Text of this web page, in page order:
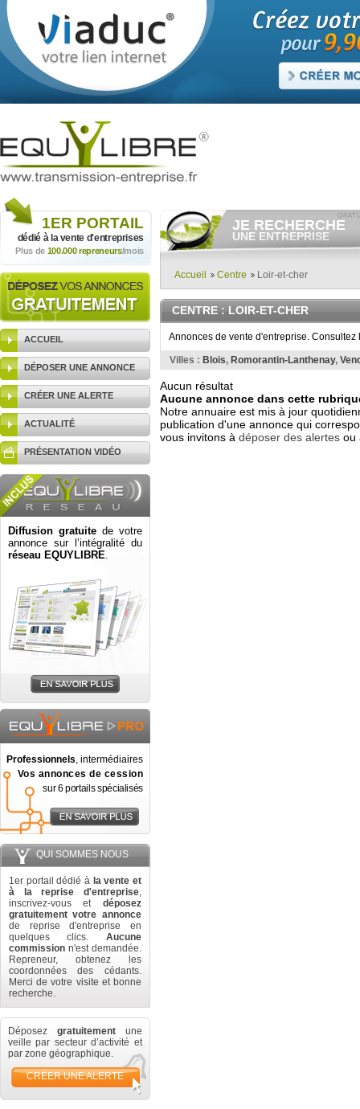
1ER PORTAIL
dédié à la vente d'entreprises
Plus de 100.000 repreneurs/mois
ACCUEIL
DÉPOSER UNE ANNONCE
CRÉER UNE ALERTE
ACTUALITÉ
PRÉSENTATION VIDÉO
Diffusion gratuite de votre
annonce sur l’intégralité du
réseau EQUYLIBRE.
Professionnels, intermédiaires
Vos annonces de cession
sur 6 portails spécialisés
QUI SOMMES NOUS
1er portail dédié à la vente et
à la reprise d'entreprise,
inscrivez-vous et déposez
gratuitement votre annonce
de reprise d'entreprise en
quelques clics. Aucune
commission n'est demandée.
Repreneur, obtenez les
coordonnées des cédants.
Merci de votre visite et bonne
recherche.
Déposez gratuitement une
veille par secteur d’activité et
par zone géographique.
CRÉER UNE ALERTE
JE RECHERCHE
UNE ENTREPRISE
Consulter gratuitementles
vendre.
Et/ou déposer gratuitement
votre recherche d'entreprise.
RECHERCHER UNE
ANNONCE
Accueil Centre Loir-et-cher
CENTRE: LOIR-ET-CHER
Annonces de vente d'entreprise.
Villes : Blois, Romorantin-Lanthenay,
Aucun résultat
Aucune annonce dans cette
Notre annuaire est mis à jour
publication d'une annonce qui
vous invitons à déposer des alertes ou